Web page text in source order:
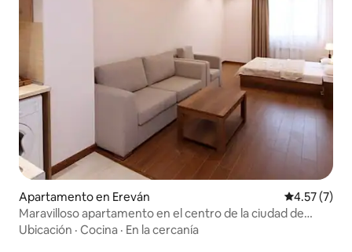
Apartamento en Ereván Calificación
4.57 (7)
Maravilloso apartamento en el centro de la ciudad de
Republic Square
Ubicación · Cocina · En la cercanía